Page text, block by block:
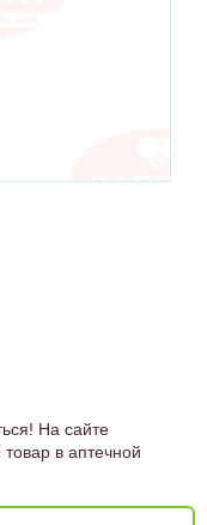
На сайте
в аптечной